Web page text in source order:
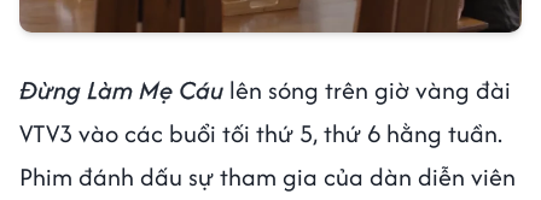
Đừng Làm Mẹ Cáu lên sóng trên giờ vàng đài
VTV3 vào các buổi tối thứ 5, thứ 6 hằng tuần.
Phim đánh dấu sự tham gia của dàn diễn viên